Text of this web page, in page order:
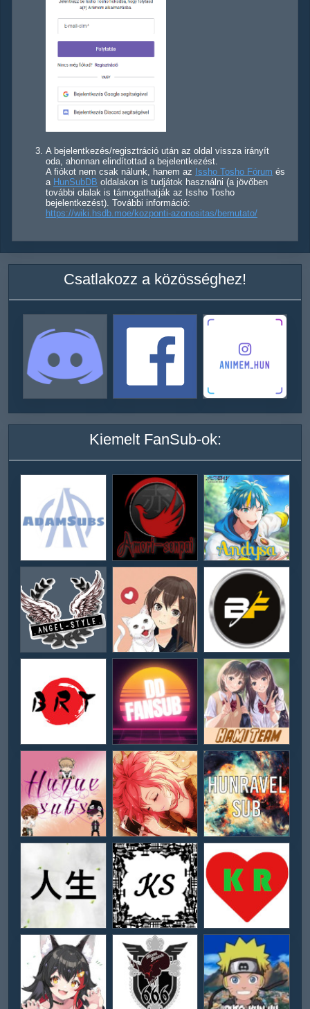
A bejelentkezés/regisztráció után az oldal vissza irányít
oda, ahonnan elindítottad a bejelentkezést.
A fiókot nem csak nálunk, hanem az Issho Tosho Fórum és
a HunSubDB oldalakon is tudjátok használni (a jövőben
további olalak is támogathatják az Issho Tosho
bejelentkezést). További információ:
https://wiki.hsdb.moe/kozponti-azonositas/bemutato/
Csatlakozz a közösséghez!
Kiemelt FanSub-ok: